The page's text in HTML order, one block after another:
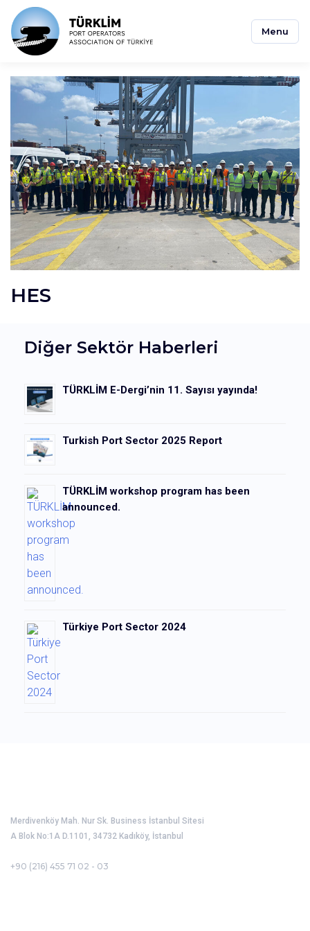
Menu
HES
Diğer Sektör Haberleri
TÜRKLİM E-Dergi’nin 11. Sayısı yayında!
Turkish Port Sector 2025 Report
TÜRKLİM workshop program has been
announced.
Türkiye Port Sector 2024
Merdivenköy Mah. Nur Sk. Business İstanbul Sitesi
A Blok No:1A D.1101, 34732 Kadıköy, İstanbul
+90 (216) 455 71 02 - 03